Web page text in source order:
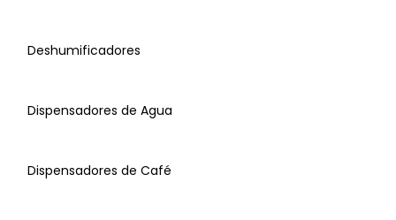
Deshumificadores
Dispensadores de Agua
Dispensadores de Café